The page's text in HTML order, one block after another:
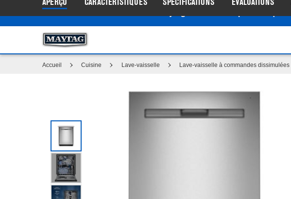
Accueil Cuisine Lave-vaisselle Lave-vaisselle à commandes dissimulées
APERÇU CARACTÉRISTIQUES SPÉCIFICATIONS ÉVALUATIONS